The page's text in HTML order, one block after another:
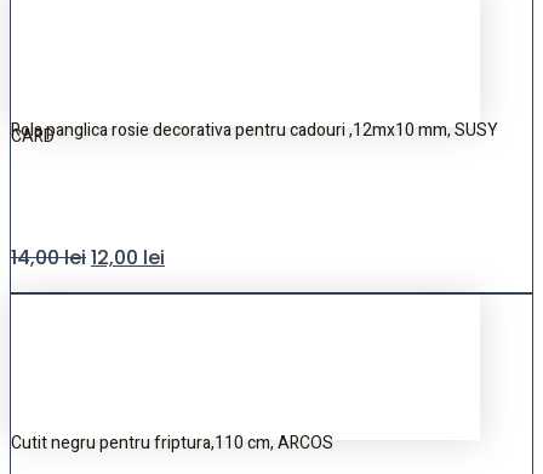
Rola panglica rosie decorativa pentru cadouri ,12mx10 mm, SUSY
CARD
14,00lei12,00 lei
Cutit negru pentru friptura,110 cm, ARCOS